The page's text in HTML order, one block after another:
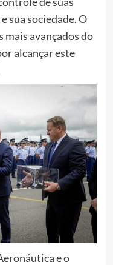
sua sociedade. O
mais avançados do
alcançar este
e o